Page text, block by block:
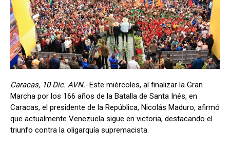
Caracas, 10 Dic. AVN.-Este miércoles, al finalizar la Gran
Marcha por los 166 años de la Batalla de Santa Inés, en
Caracas, el presidente de la República, Nicolás Maduro, afirmó
que actualmente Venezuela sigue en victoria, destacando el
triunfo contra la oligarquía supremacista.